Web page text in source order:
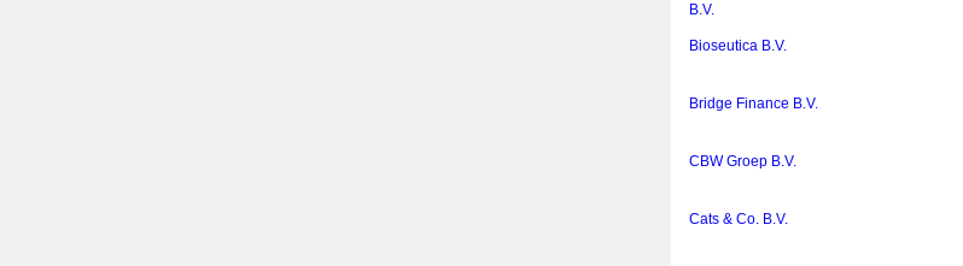
B.V.
Bioseutica B.V.
Bridge Finance B.V.
CBW Groep B.V.
Cats & Co. B.V.